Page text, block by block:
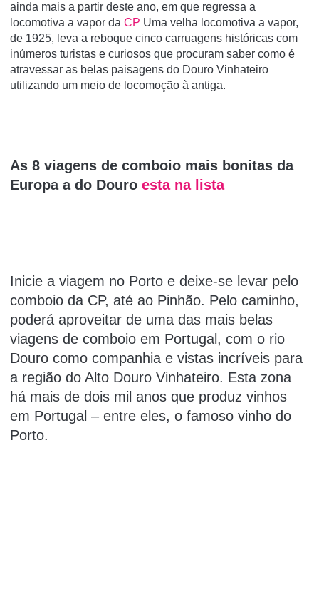
ainda mais a partir deste ano, em que regressa a
locomotiva a vapor da CP Uma velha locomotiva a vapor,
de 1925, leva a reboque cinco carruagens históricas com
inúmeros turistas e curiosos que procuram saber como é
atravessar as belas paisagens do Douro Vinhateiro
utilizando um meio de locomoção à antiga.
As 8 viagens de comboio mais bonitas da
Europa a do Douro esta na lista
Inicie a viagem no Porto e deixe-se levar pelo
comboio da CP, até ao Pinhão. Pelo caminho,
poderá aproveitar de uma das mais belas
viagens de comboio em Portugal, com o rio
Douro como companhia e vistas incríveis para
a região do Alto Douro Vinhateiro. Esta zona
há mais de dois mil anos que produz vinhos
em Portugal – entre eles, o famoso vinho do
Porto.